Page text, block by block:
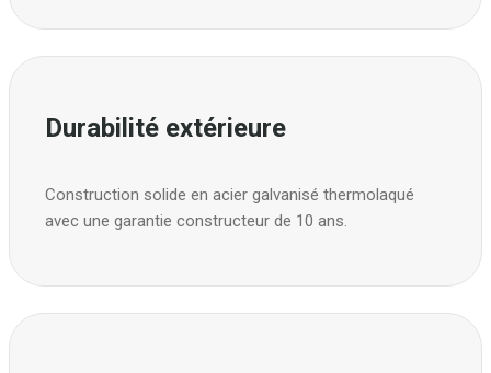
Durabilité extérieure
Construction solide en acier galvanisé thermolaqué
avec une garantie constructeur de 10 ans.